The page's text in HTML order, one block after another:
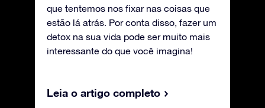
que tentemos nos fixar nas coisas que
estão lá atrás. Por conta disso, fazer um
detox na sua vida pode ser muito mais
interessante do que você imagina!
Leia o artigo completo